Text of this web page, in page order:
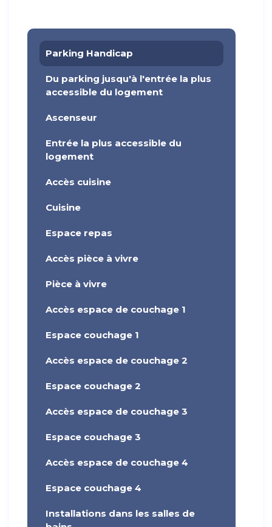
Parking Handicap
Du parking jusqu'à l'entrée la plus
accessible du logement
Ascenseur
Entrée la plus accessible du
logement
Accès cuisine
Cuisine
Espace repas
Accès pièce à vivre
Pièce à vivre
Accès espace de couchage 1
Espace couchage 1
Accès espace de couchage 2
Espace couchage 2
Accès espace de couchage 3
Espace couchage 3
Accès espace de couchage 4
Espace couchage 4
Installations dans les salles de